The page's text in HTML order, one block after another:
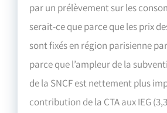
par un prélèvement sur les
serait-ce que parce que les prix
sont fixés en région parisienne
parce que l’ampleur de la
de la SNCF est nettement plus
contribution de la CTA aux IEG